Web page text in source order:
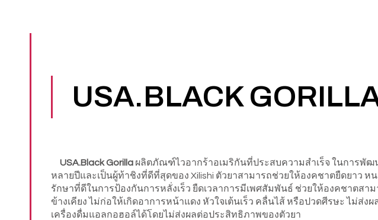
USA.BLACK
USA.Black Gorilla ผลิตภัณฑ์ไวอากร้าอเมริกันที่ประสบความสำเร็จ ในการพัฒ
หลายปีและเป็นผู้ท้าชิงที่ดีที่สุดของ Xilishi ตัวยาสามารถช่วยให้องคชาตยืดยาว
รักษาที่ดีในการป้องกันการหลั่งเร็ว ยืดเวลาการมีเพศสัมพันธ์ ช่วยให้องคชาตสา
ข้างเคียง ไม่ก่อให้เกิดอาการหน้าแดง หัวใจเต้นเร็ว คลื่นไส้ หรือปวดศีรษะ ไม่
เครื่องดื่มแอลกอฮอล์ได้โดยไม่ส่งผลต่อประสิทธิภาพของตัวยา